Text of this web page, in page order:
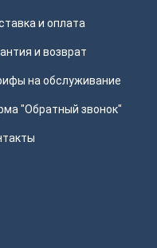
и оплата
и возврат
на обслуживание
"Обратный звонок"